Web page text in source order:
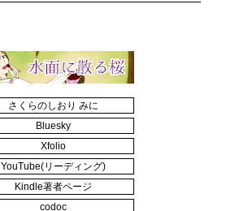
さくらのしおり みに
Bluesky
Xfolio
YouTube(リーディング)
Kindle著者ページ
codoc